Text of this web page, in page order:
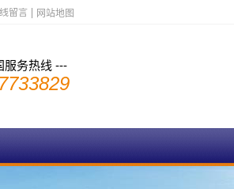
留言 网站地图
服务热线 ---